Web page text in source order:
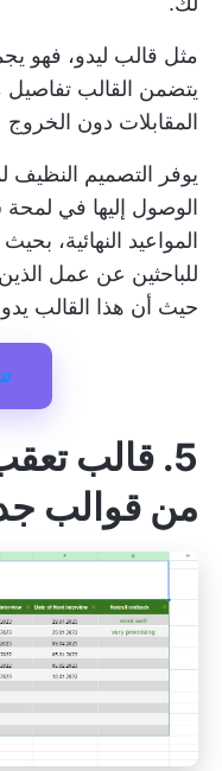
مثل قالب ليدو، فهو
يتضمن القالب تفاصيل
المقابلات دون
يوفر التصميم
الوصول إليها في
المواعيد النهائية،
للباحثين عن عمل
حيث أن هذا القالب
5. قالب
من قوالب